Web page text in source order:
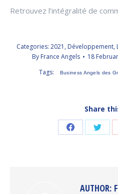
Retrouvez l’intégralité de
Categories: 2021 , Développement,
By France Angels 18
Tags:
Business Angels des
Share
Share
AUTHOR: